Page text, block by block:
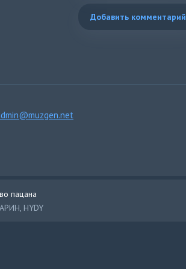
Добавить комментарий
пацана
HYDY